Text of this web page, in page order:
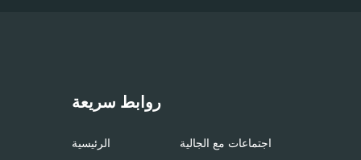
روابط سريعة
الرئيسية
اجتماعات مع الجالية